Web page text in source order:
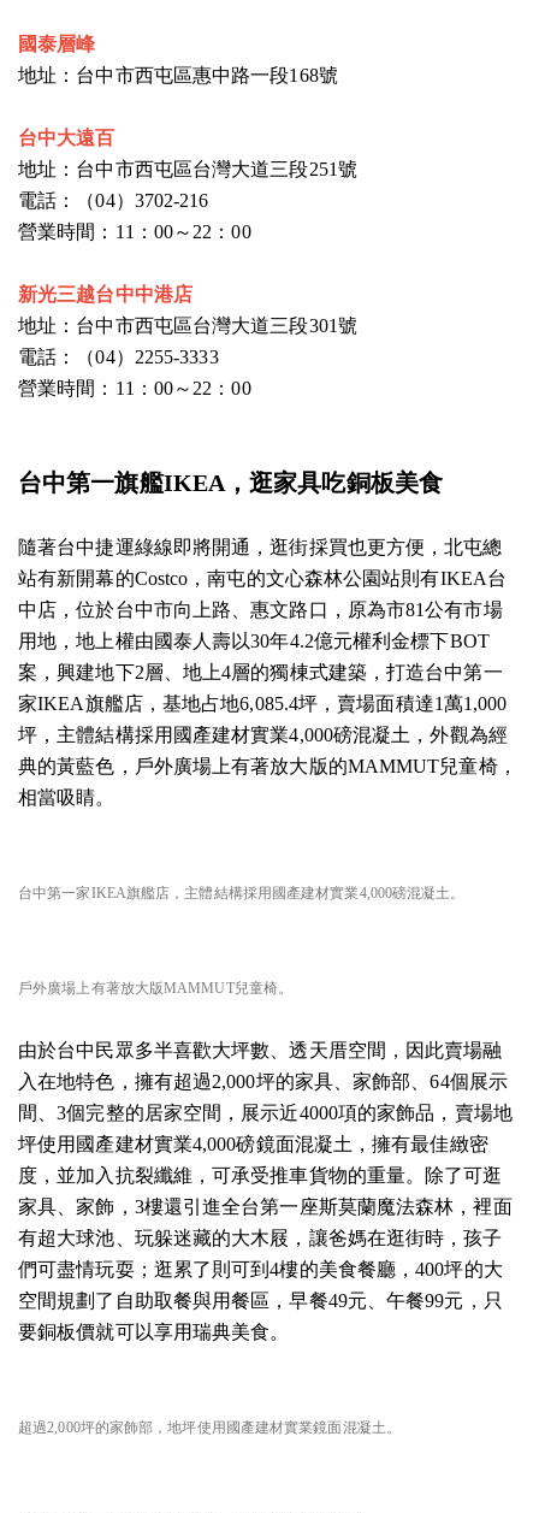
國泰層峰
地址：台中市西屯區惠中路一段168號
台中大遠百
地址：台中市西屯區台灣大道三段251號
電話：（04）3702-216
營業時間：11：00～22：00
新光三越台中中港店
地址：台中市西屯區台灣大道三段301號
電話：（04）2255-3333
營業時間：11：00～22：00
台中第一旗艦IKEA，逛家具吃銅板美食
隨著台中捷運綠線即將開通，逛街採買也更方便，北屯總
站有新開幕的Costco，南屯的文心森林公園站則有IKEA台
中店，位於台中市向上路、惠文路口，原為市81公有市場
用地，地上權由國泰人壽以30年4.2億元權利金標下BOT
案，興建地下2層、地上4層的獨棟式建築，打造台中第一
家IKEA旗艦店，基地占地6,085.4坪，賣場面積達1萬1,000
坪，主體結構採用國產建材實業4,000磅混凝土，外觀為經
典的黃藍色，戶外廣場上有著放大版的MAMMUT兒童椅，
相當吸睛。
台中第一家IKEA旗艦店，主體結構採用國產建材實業4,000磅混凝土。
戶外廣場上有著放大版MAMMUT兒童椅。
由於台中民眾多半喜歡大坪數、透天厝空間，因此賣場融
入在地特色，擁有超過2,000坪的家具、家飾部、64個展示
間、3個完整的居家空間，展示近4000項的家飾品，賣場地
坪使用國產建材實業4,000磅鏡面混凝土，擁有最佳緻密
度，並加入抗裂纖維，可承受推車貨物的重量。除了可逛
家具、家飾，3樓還引進全台第一座斯莫蘭魔法森林，裡面
有超大球池、玩躲迷藏的大木屐，讓爸媽在逛街時，孩子
們可盡情玩耍；逛累了則可到4樓的美食餐廳，400坪的大
空間規劃了自助取餐與用餐區，早餐49元、午餐99元，只
要銅板價就可以享用瑞典美食。
超過2,000坪的家飾部，地坪使用國產建材實業鏡面混凝土。